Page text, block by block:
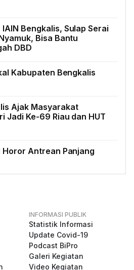
Bengkalis, Sulap Serai
Bisa Bantu
DBD
Kabupaten Bengkalis
Ajak Masyarakat
Jadi Ke-69 Riau dan HUT
Antrean Panjang
INFORMASI PUBLIK
Statistik Informasi
Update Covid-19
Podcast BiPro
Galeri Kegiatan
Video Kegiatan